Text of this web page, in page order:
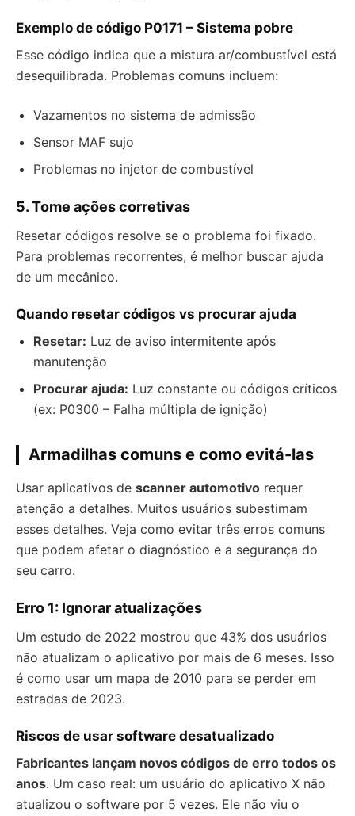
Exemplo de código P0171 – Sistema pobre
Esse código indica que a mistura ar/combustível está
desequilibrada. Problemas comuns incluem:
Vazamentos no sistema de admissão
Sensor MAF sujo
Problemas no injetor de combustível
5. Tome ações corretivas
Resetar códigos resolve se o problema foi fixado.
Para problemas recorrentes, é melhor buscar ajuda
de um mecânico.
Quando resetar códigos vs procurar ajuda
Resetar: Luz de aviso intermitente após
manutenção
Procurar ajuda: Luz constante ou códigos críticos
(ex: P0300 – Falha múltipla de ignição)
Armadilhas comuns e como evitá-las
Usar aplicativos de scanner automotivo requer
atenção a detalhes. Muitos usuários subestimam
esses detalhes. Veja como evitar três erros comuns
que podem afetar o diagnóstico e a segurança do
seu carro.
Erro 1: Ignorar atualizações
Um estudo de 2022 mostrou que 43% dos usuários
não atualizam o aplicativo por mais de 6 meses. Isso
é como usar um mapa de 2010 para se perder em
estradas de 2023.
Riscos de usar software desatualizado
Fabricantes lançam novos códigos de erro todos os
anos. Um caso real: um usuário do aplicativo X não
atualizou o software por 5 vezes. Ele não viu o